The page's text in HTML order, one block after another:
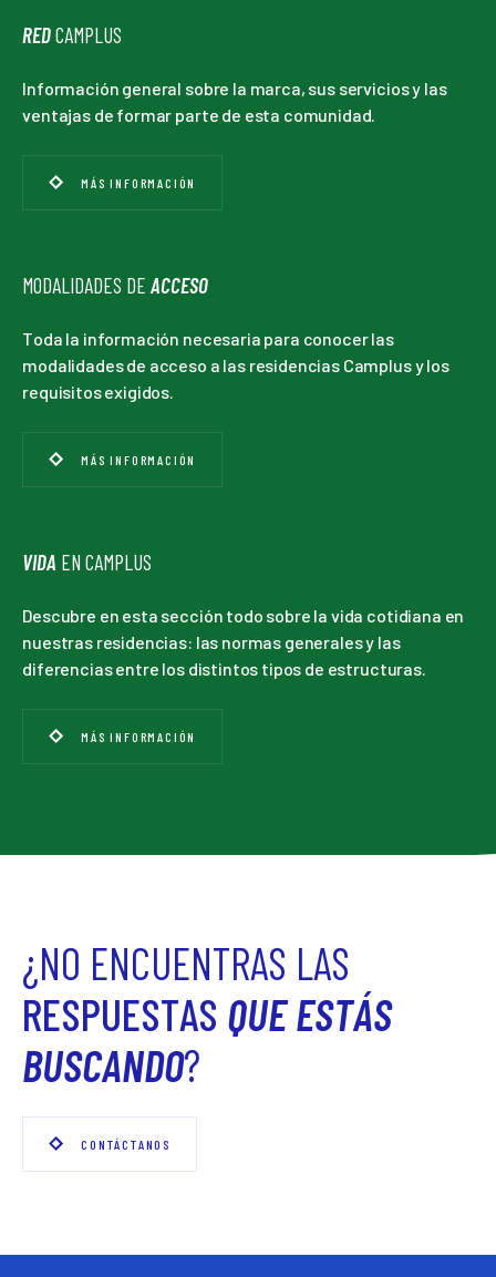
REDCAMPLUS
Información general sobre la marca, sus servicios y las
ventajas de formar parte de esta comunidad.
MÁS INFORMACIÓN
MODALIDADES DEACCESO
Toda la información necesaria para conocer las
modalidades de acceso a las residencias Camplus y los
requisitos exigidos.
MÁS INFORMACIÓN
VIDA EN CAMPLUS
Descubre en esta sección todo sobre la vida cotidiana en
nuestras residencias: las normas generales y las
diferencias entre los distintos tipos de estructuras.
MÁS INFORMACIÓN
¿NO ENCUENTRAS LAS
RESPUESTAS QUE ESTÁS
BUSCANDO?
CONTÁCTANOS